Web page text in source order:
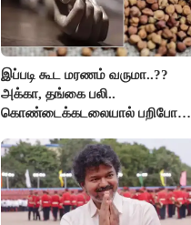
இப்படி கூட மரணம் வருமா..??
அக்கா, தங்கை பலி..
கொண்டைக்கடலையால் பறிபோன